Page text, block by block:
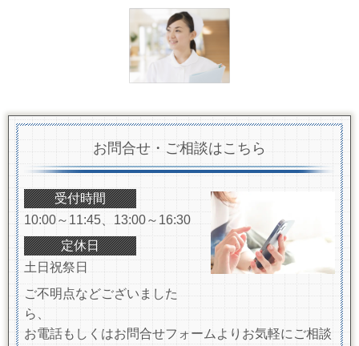
お問合せ・ご相談はこちら
受付時間
10:00～11:45、13:00～16:30
定休日
土日祝祭日
ご不明点などございました
ら、
お電話もしくはお問合せフォームよりお気軽にご相談